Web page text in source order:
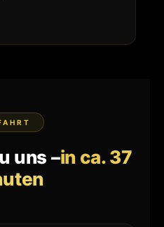
uns –in ca. 37